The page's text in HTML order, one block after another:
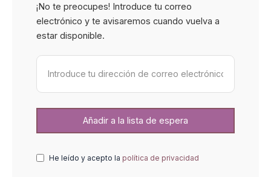
¡No te preocupes! Introduce tu correo
electrónico y te avisaremos cuando vuelva a
estar disponible.
He leído y acepto la política de privacidad